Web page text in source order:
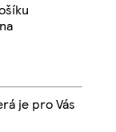
cena košíku
je pro Vás